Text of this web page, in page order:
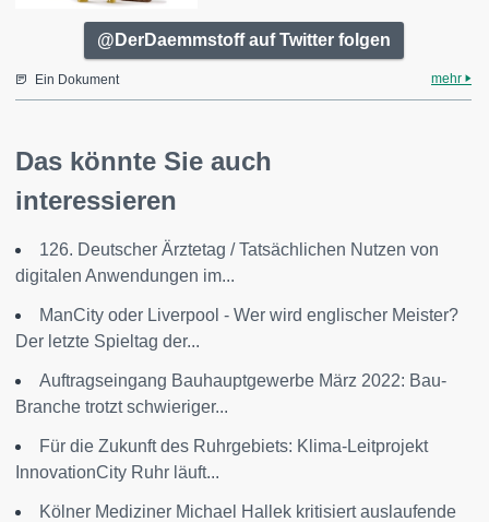
@DerDaemmstoff auf Twitter folgen
Ein Dokument mehr
Das könnte Sie auch
interessieren
126. Deutscher Ärztetag / Tatsächlichen Nutzen von
digitalen Anwendungen im...
ManCity oder Liverpool - Wer wird englischer Meister?
Der letzte Spieltag der...
Auftragseingang Bauhauptgewerbe März 2022: Bau-
Branche trotzt schwieriger...
Für die Zukunft des Ruhrgebiets: Klima-Leitprojekt
InnovationCity Ruhr läuft...
Kölner Mediziner Michael Hallek kritisiert auslaufende